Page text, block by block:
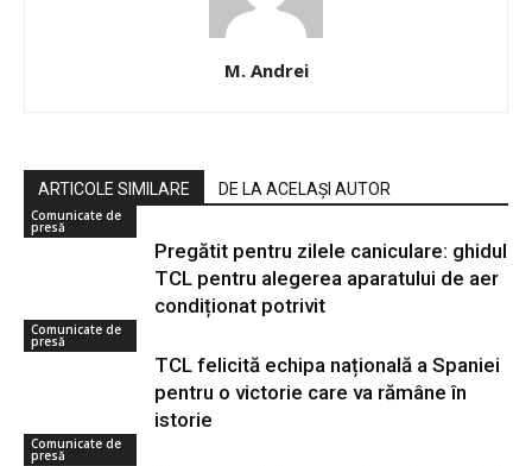
M. Andrei
ARTICOLE SIMILARE DE LA ACELAȘI AUTOR
Comunicate de
presă
Pregătit pentru zilele caniculare: ghidul
TCL pentru alegerea aparatului de aer
condiționat potrivit
Comunicate de
presă
TCL felicită echipa națională a Spaniei
pentru o victorie care va rămâne în
istorie
Comunicate de
presă